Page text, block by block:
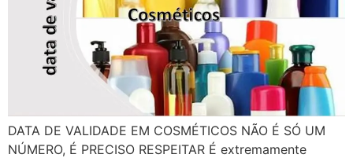
DATA DE VALIDADE EM COSMÉTICOS NÃO É SÓ UM
NÚMERO, É PRECISO RESPEITAR É extremamente